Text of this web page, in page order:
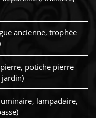
ancienne, trophée
potiche pierre
lampadaire,